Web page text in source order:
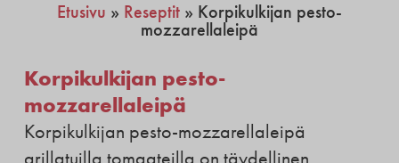
Etusivu » Reseptit » Korpikulkijan pesto-
mozzarellaleipä
Korpikulkijan pesto-
mozzarellaleipä
Korpikulkijan pesto-mozzarellaleipä